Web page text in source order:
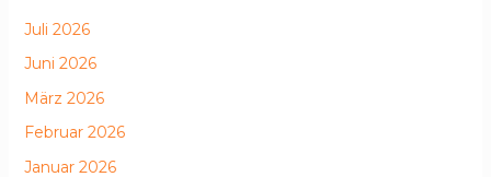
Juli 2026
Juni 2026
März 2026
Februar 2026
Januar 2026